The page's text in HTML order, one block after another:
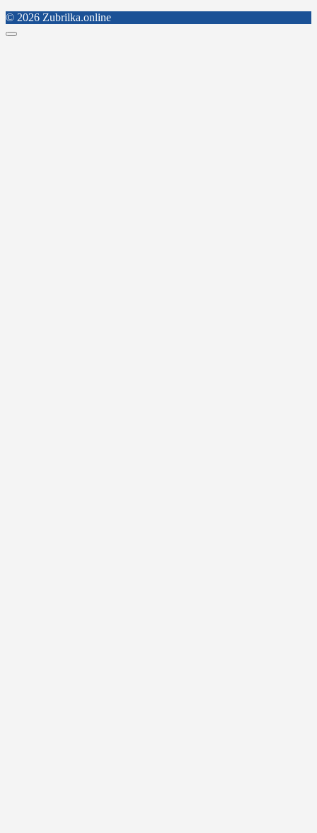
© 2026 Zubrilka.online